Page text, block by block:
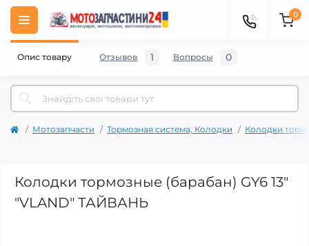
0
Мотозапчасти Тормозная система, Колодки Колодки
Колодки тормозные (барабан) GY6 13"
"VLAND" ТАЙВАНЬ
Опис товару Отзывов 1 Вопросы 0